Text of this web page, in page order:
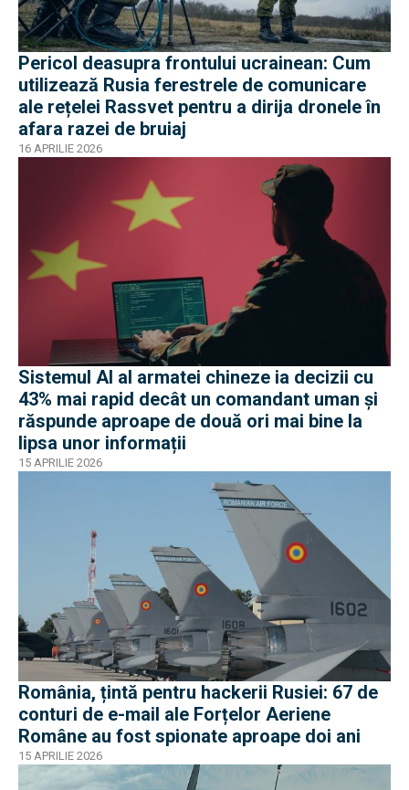
Pericol deasupra frontului ucrainean: Cum
utilizează Rusia ferestrele de comunicare
ale rețelei Rassvet pentru a dirija dronele în
afara razei de bruiaj
16 APRILIE 2026
Sistemul AI al armatei chineze ia decizii cu
43% mai rapid decât un comandant uman și
răspunde aproape de două ori mai bine la
lipsa unor informații
15 APRILIE 2026
România, țintă pentru hackerii Rusiei: 67 de
conturi de e-mail ale Forțelor Aeriene
Române au fost spionate aproape doi ani
15 APRILIE 2026